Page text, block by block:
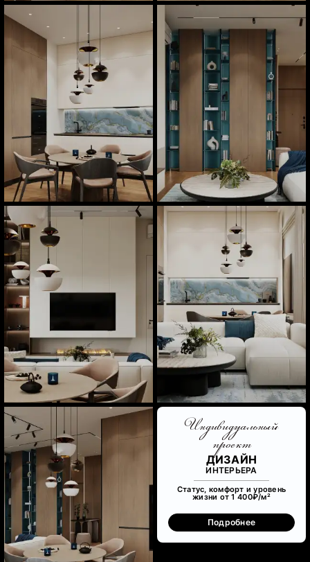
Индивидуальный
проект
ДИЗАЙН
ИНТЕРЬЕРА
Статус, комфорт и уровень
жизни от 1 400₽/м²
Подробнее